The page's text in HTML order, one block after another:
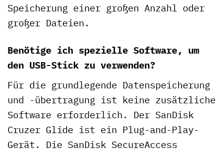
Speicherung einer großen Anzahl oder
großer Dateien.
Benötige ich spezielle Software, um
den USB-Stick zu verwenden?
Für die grundlegende Datenspeicherung
und -übertragung ist keine zusätzliche
Software erforderlich. Der SanDisk
Cruzer Glide ist ein Plug-and-Play-
Gerät. Die SanDisk SecureAccess